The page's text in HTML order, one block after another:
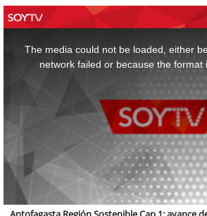
The media could not be loaded, either
network failed or because the format